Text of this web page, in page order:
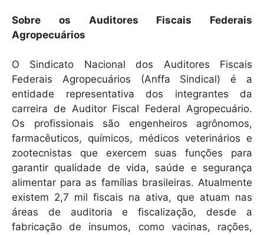
Sobre os Auditores Fiscais Federais
Agropecuários
O Sindicato Nacional dos Auditores Fiscais
Federais Agropecuários (Anffa Sindical) é a
entidade representativa dos integrantes da
carreira de Auditor Fiscal Federal Agropecuário.
Os profissionais são engenheiros agrônomos,
farmacêuticos, químicos, médicos veterinários e
zootecnistas que exercem suas funções para
garantir qualidade de vida, saúde e segurança
alimentar para as famílias brasileiras. Atualmente
existem 2,7 mil fiscais na ativa, que atuam nas
áreas de auditoria e fiscalização, desde a
fabricação de insumos, como vacinas, rações,